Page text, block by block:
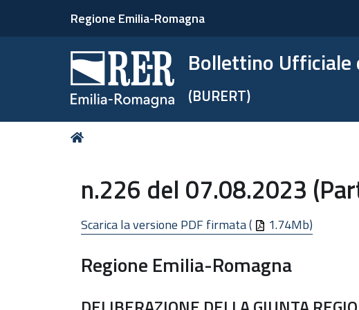
Regione Emilia-Romagna
Bollettino Ufficiale
(BURERT)
Tu
n.226 del 07.08.2023
Scarica la versione PDF firmata ( 1.74Mb)
Regione Emilia-Romagna